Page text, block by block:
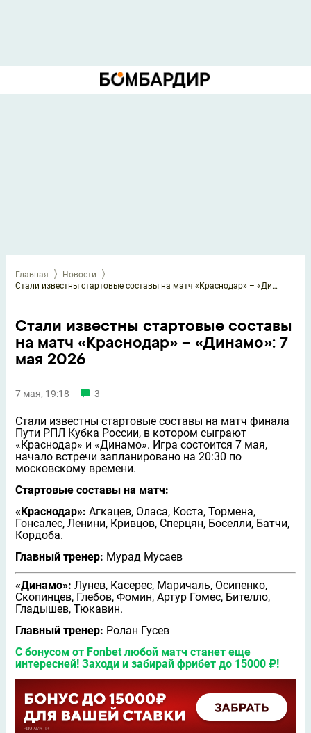
Главная
Новости
Стали известны стартовые составы на матч «Краснодар» – «Динамо»: 7 мая 2026
Стали известны стартовые составы
на матч «Краснодар» – «Динамо»: 7
мая 2026
7 мая, 19:18 3
Стали известны стартовые составы на матч финала
Пути РПЛ Кубка России, в котором сыграют
«Краснодар» и «Динамо». Игра состоится 7 мая,
начало встречи запланировано на 20:30 по
московскому времени.
Стартовые составы на матч:
«Краснодар»: Агкацев, Оласа, Коста, Тормена,
Гонсалес, Ленини, Кривцов, Сперцян, Боселли, Батчи,
Кордоба.
Главный тренер: Мурад Мусаев
«Динамо»: Лунeв, Касерес, Маричаль, Осипенко,
Скопинцев, Глебов, Фомин, Артур Гомес, Бителло,
Гладышев, Тюкавин.
Главный тренер: Ролан Гусев
С бонусом от Fonbet любой матч станет еще
интересней! Заходи и забирай фрибет до 15000 ₽!